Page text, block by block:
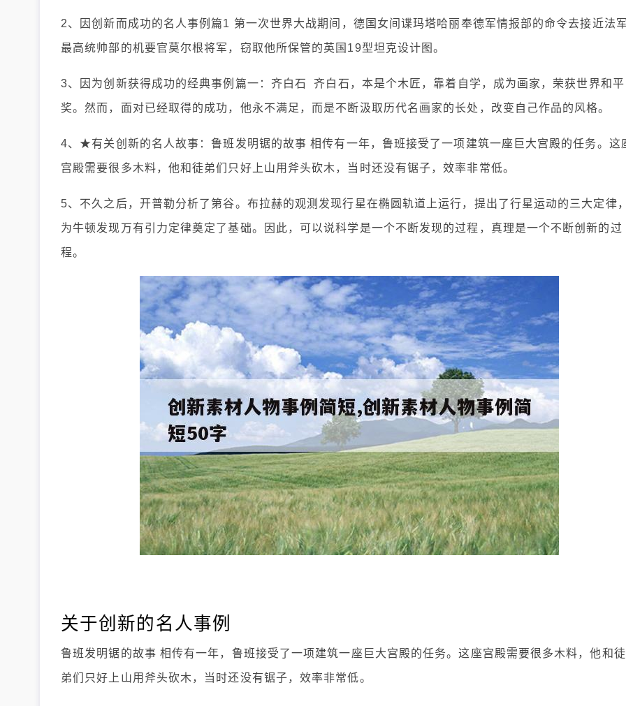
2、因创新而成功的名人事例篇1 第一次世界大战期间，德国女间谍玛塔哈丽奉德军情报部的命令去接近法
最高统帅部的机要官莫尔根将军，窃取他所保管的英国19型坦克设计图。
3、因为创新获得成功的经典事例篇一：齐白石 齐白石，本是个木匠，靠着自学，成为画家，荣获世界和平
奖。然而，面对已经取得的成功，他永不满足，而是不断汲取历代名画家的长处，改变自己作品的风格。
4、★有关创新的名人故事：鲁班发明锯的故事 相传有一年，鲁班接受了一项建筑一座巨大宫殿的任务。这
宫殿需要很多木料，他和徒弟们只好上山用斧头砍木，当时还没有锯子，效率非常低。
5、不久之后，开普勒分析了第谷。布拉赫的观测发现行星在椭圆轨道上运行，提出了行星运动的三大定律
为牛顿发现万有引力定律奠定了基础。因此，可以说科学是一个不断发现的过程，真理是一个不断创新的过
程。
关于创新的名人事例
鲁班发明锯的故事 相传有一年，鲁班接受了一项建筑一座巨大宫殿的任务。这座宫殿需要很多木料，他和徒
弟们只好上山用斧头砍木，当时还没有锯子，效率非常低。